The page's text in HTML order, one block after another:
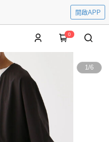
開啟APP
0
1/6